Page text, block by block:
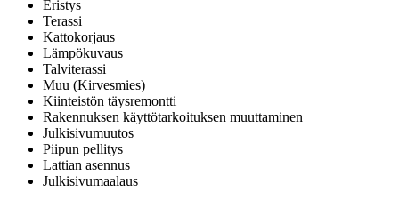
Eristys
Terassi
Kattokorjaus
Lämpökuvaus
Talviterassi
Muu (Kirvesmies)
Kiinteistön täysremontti
Rakennuksen käyttötarkoituksen muuttaminen
Julkisivumuutos
Piipun pellitys
Lattian asennus
Julkisivumaalaus